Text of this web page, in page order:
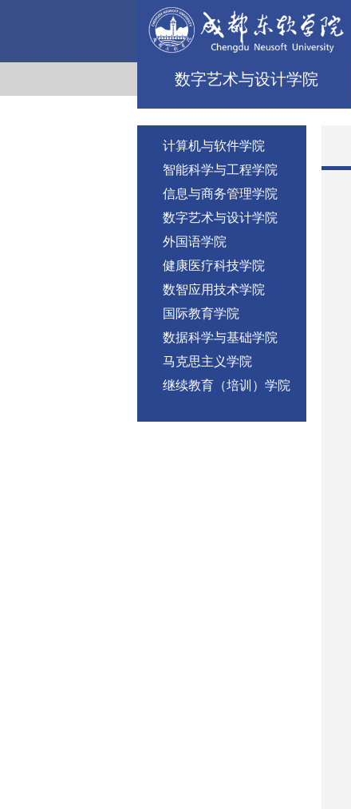
数字艺术与设计学院
计算机与软件学院
智能科学与工程学院
信息与商务管理学院
数字艺术与设计学院
外国语学院
健康医疗科技学院
数智应用技术学院
国际教育学院
数据科学与基础学院
马克思主义学院
继续教育（培训）学院